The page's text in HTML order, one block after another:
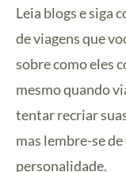
Leia blogs e siga
de viagens que
sobre como eles
mesmo quando
tentar recriar
mas lembre-se
personalidade.